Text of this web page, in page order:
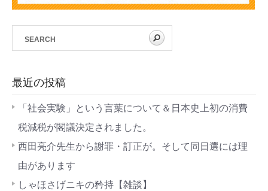
最近の投稿
「社会実験」という言葉について＆日本史上初の消費
税減税が閣議決定されました。
西田亮介先生から謝罪・訂正が。そして同日選には理
由があります
しゃほさげニキの矜持【雑談】